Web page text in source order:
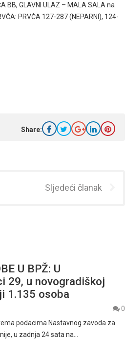
BB, GLAVNI ULAZ – MALA SALA na
PRVČA 127-287 (NEPARNI), 124-
Share:
Sljedeći članak
U BPŽ: U
29, u novogradiškoj
1.135 osoba
0
podacima Nastavnog zavoda za
u zadnja 24 sata na…